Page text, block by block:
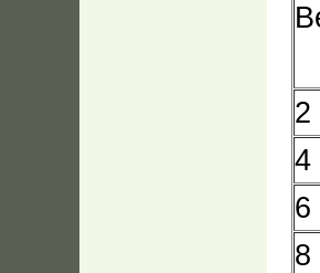
2
4
6
8